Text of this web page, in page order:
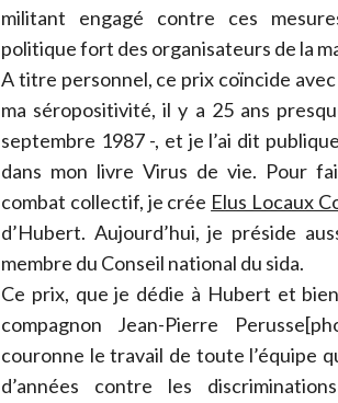
militant engagé contre ces
politique fort des organisateurs de la
A titre personnel, ce prix coïncide
ma séropositivité, il y a 25 ans
septembre 1987 -, et je l’ai dit
dans mon livre Virus de vie. Pour
combat collectif, je crée Elus Locaux
d’Hubert. Aujourd’hui, je préside
membre du Conseil national du sida.
Ce prix, que je dédie à Hubert et
compagnon Jean-Pierre
couronne le travail de toute l’équipe
d’années contre les